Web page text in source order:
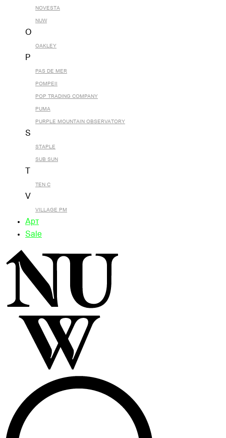
NOVESTA
NUW
O
OAKLEY
P
PAS DE MER
POMPEII
POP TRADING COMPANY
PUMA
PURPLE MOUNTAIN OBSERVATORY
S
STAPLE
SUB SUN
TEN C
V
VILLAGE PM
Арт
Sale